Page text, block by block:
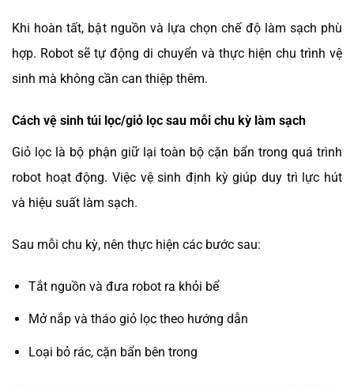
Khi hoàn tất, bật nguồn và lựa chọn chế độ làm sạch phù
hợp. Robot sẽ tự động di chuyển và thực hiện chu trình vệ
sinh mà không cần can thiệp thêm.
Cách vệ sinh túi lọc/giỏ lọc sau mỗi chu kỳ làm sạch
Giỏ lọc là bộ phận giữ lại toàn bộ cặn bẩn trong quá trình
robot hoạt động. Việc vệ sinh định kỳ giúp duy trì lực hút
và hiệu suất làm sạch.
Sau mỗi chu kỳ, nên thực hiện các bước sau:
Tắt nguồn và đưa robot ra khỏi bể
Mở nắp và tháo giỏ lọc theo hướng dẫn
Loại bỏ rác, cặn bẩn bên trong